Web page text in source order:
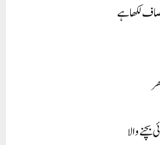
لکھا ہے
والا